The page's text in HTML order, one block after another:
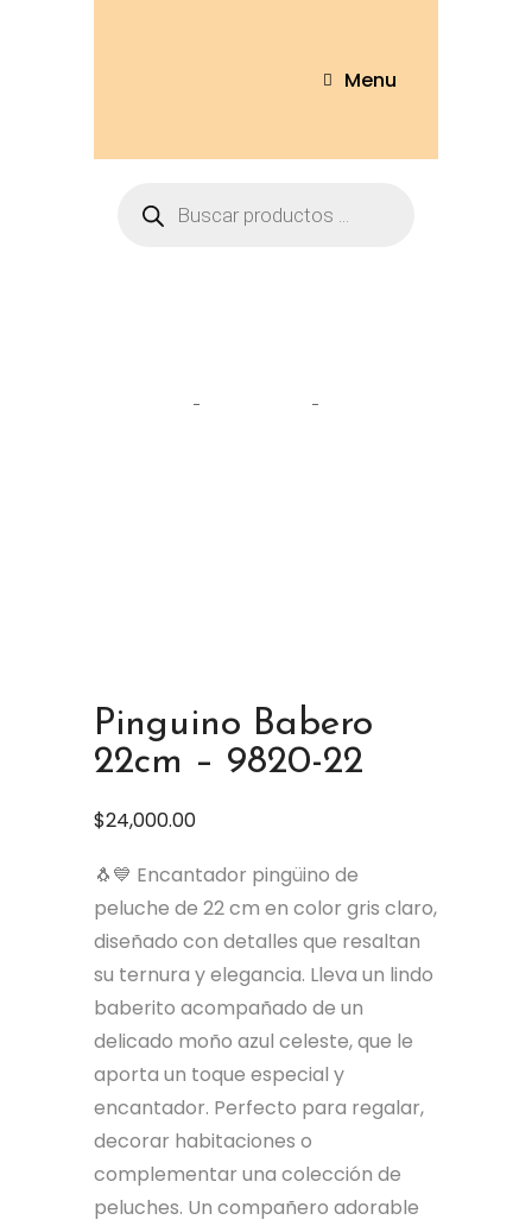
Menu
Pinguino Babero
22cm – 9820-22
$24,000.00
🐧💙 Encantador pingüino de
peluche de 22 cm en color gris claro,
diseñado con detalles que resaltan
su ternura y elegancia. Lleva un lindo
baberito acompañado de un
delicado moño azul celeste, que le
aporta un toque especial y
encantador. Perfecto para regalar,
decorar habitaciones o
complementar una colección de
peluches. Un compañero adorable